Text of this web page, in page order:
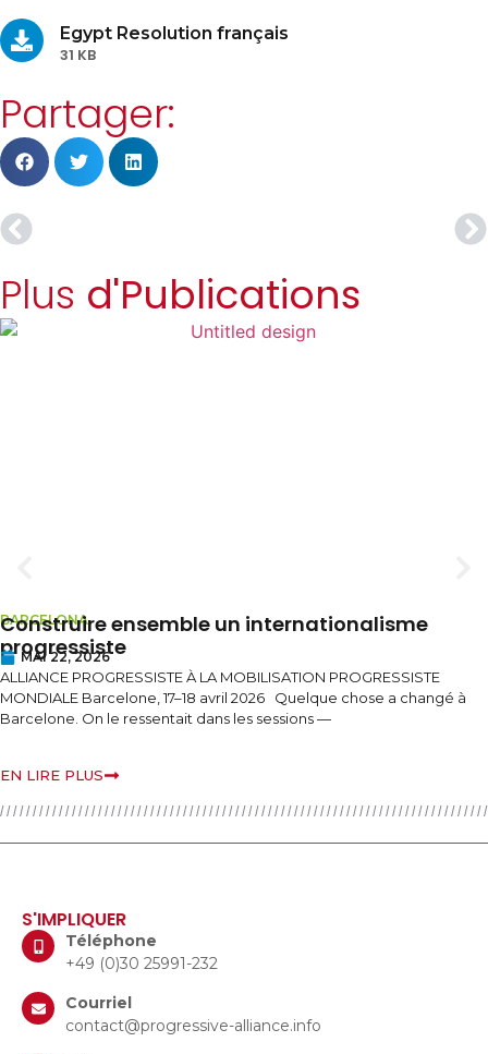
Egypt Resolution français
31 KB
Partager:
Plus d'Publications
BARCELONA
Construire ensemble un internationalisme
progressiste
MAI 22, 2026
ALLIANCE PROGRESSISTE À LA MOBILISATION PROGRESSISTE
MONDIALE Barcelone, 17–18 avril 2026 Quelque chose a changé à
Barcelone. On le ressentait dans les sessions —
EN LIRE PLUS
S'IMPLIQUER
Téléphone
+49 (0)30 25991-232
Courriel
contact@progressive-alliance.info